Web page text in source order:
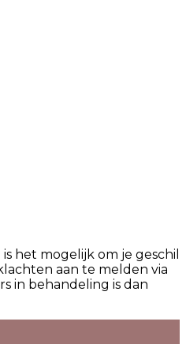
het mogelijk om je geschil
aan te melden via
in behandeling is dan